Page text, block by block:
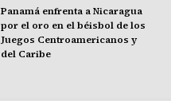
Panamá enfrenta a Nicaragua
por el oro en el béisbol de los
Juegos Centroamericanos y
del Caribe